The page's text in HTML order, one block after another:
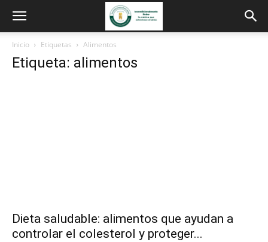
Inicio Etiquetas Alimentos
Etiqueta: alimentos
Dieta saludable: alimentos que ayudan a
controlar el colesterol y proteger...